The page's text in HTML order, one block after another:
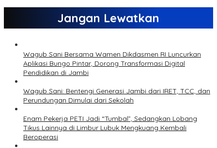
Jangan Lewatkan
Wagub Sani Bersama Wamen Dikdasmen RI Luncurkan
Aplikasi Bungo Pintar, Dorong Transformasi Digital
Pendidikan di Jambi
Wagub Sani: Bentengi Generasi Jambi dari IRET, TCC, dan
Perundungan Dimulai dari Sekolah
Enam Pekerja PETI Jadi “Tumbal”, Sedangkan Lobang
Tikus Lainnya di Limbur Lubuk Mengkuang Kembali
Beroperasi